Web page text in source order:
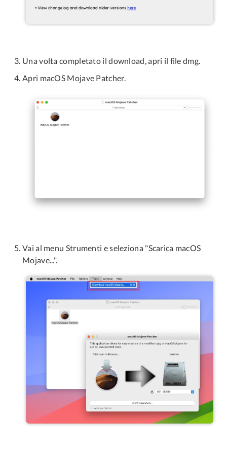
Una volta completato il download, apri il file dmg.
Apri macOS Mojave Patcher.
Vai al menu Strumenti e seleziona "Scarica macOS
Mojave...".